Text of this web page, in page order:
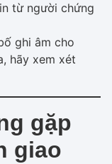
từ người chứng
ghi âm cho
hãy xem xét
gặp
giao